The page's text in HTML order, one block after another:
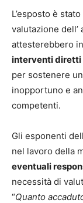
L’esposto è
valutazione
attesterebbero
interventi diretti
per sostenere
inopportuno e
competenti.
Gli esponenti
nel lavoro della
eventuali
necessità di
“Quanto